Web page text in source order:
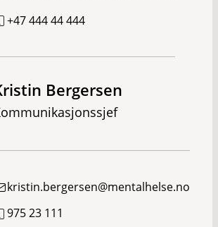
+47 444 44 444
Bergersen
kristin.bergersen@mentalhelse.no
975 23 111